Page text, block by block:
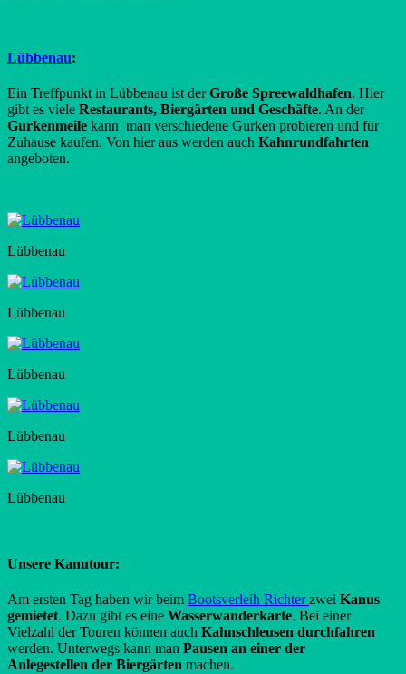
Lübbenau:
Ein Treffpunkt in Lübbenau ist derGroße Spreewaldhafen. Hier
gibt es viele Restaurants, Biergärten und Geschäfte. An der
Gurkenmeile kann man verschiedene Gurken probieren und für
Zuhause kaufen. Von hier aus werden auch Kahnrundfahrten
angeboten.
Lübbenau
Lübbenau
Lübbenau
Lübbenau
Lübbenau
Unsere Kanutour:
Am ersten Tag haben wir beim Bootsverleih Richterzwei Kanus
gemietet. Dazu gibt es eine Wasserwanderkarte. Bei einer
Vielzahl der Touren können auch Kahnschleusen durchfahren
werden. Unterwegs kann man Pausen an einer der
Anlegestellen der Biergärten machen.